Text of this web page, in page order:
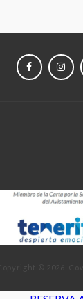
Copyright © 2026.